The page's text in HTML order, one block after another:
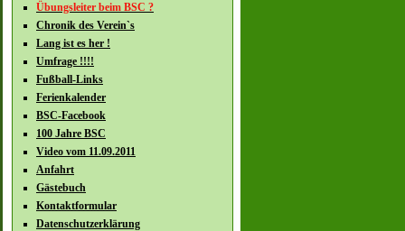
Übungsleiter beim BSC ?
Chronik des Verein`s
Lang ist es her !
Umfrage !!!!
Fußball-Links
Ferienkalender
BSC-Facebook
100 Jahre BSC
Video vom 11.09.2011
Anfahrt
Gästebuch
Kontaktformular
Datenschutzerklärung